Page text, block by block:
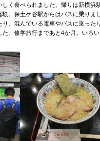
しく食べられました。帰りは新横浜
験。保土ケ谷駅からはバスに乗りま
り、混んでいる電車やバスに乗った
。修学旅行まであと4か月。いろ